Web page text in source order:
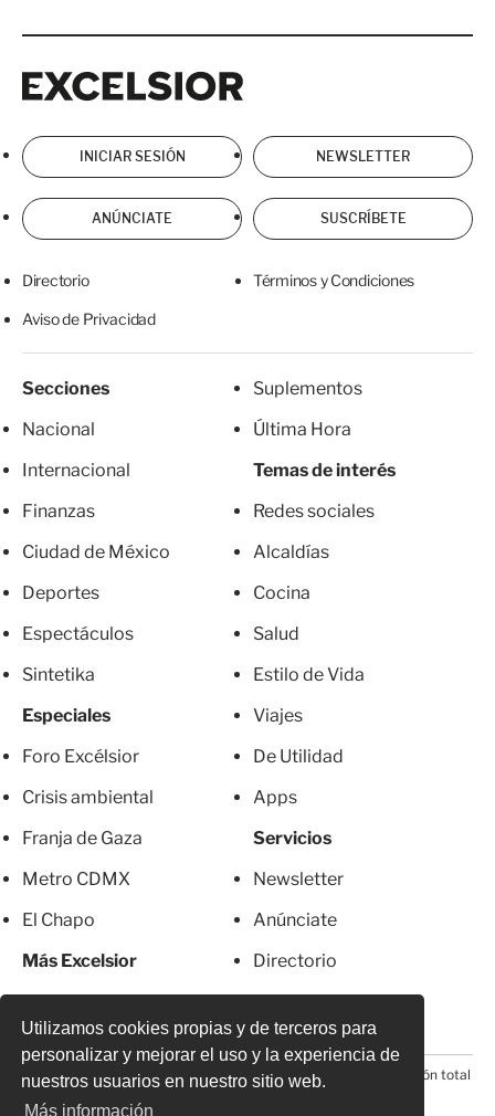
Utilizamos cookies propias y de terceros para
personalizar y mejorar el uso y la experiencia de
nuestros usuarios en nuestro sitio web.
Más información
INICIAR SESIÓN NEWSLETTER
ANÚNCIATE SUSCRÍBETE
Directorio Términos y Condiciones
Aviso de Privacidad
Secciones
Nacional
Internacional
Finanzas
Ciudad de México
Deportes
Espectáculos
Sintetika
Especiales
Foro Excélsior
Crisis ambiental
Franja de Gaza
Metro CDMX
El Chapo
Más Excelsior
Suplementos
Última Hora
Temas de interés
Redes sociales
Alcaldías
Cocina
Salud
Estilo de Vida
Viajes
De Utilidad
Apps
Servicios
Newsletter
Anúnciate
Directorio
© 2026 Todos los derechos reservados. Prohibida la reproducción total
o parcial, incluyendo cualquier medio electrónico*